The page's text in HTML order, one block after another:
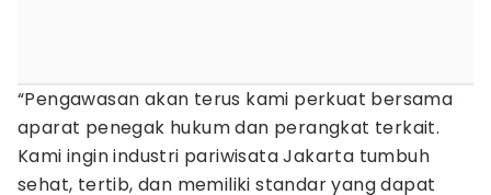
“Pengawasan akan terus kami perkuat bersama
aparat penegak hukum dan perangkat terkait.
Kami ingin industri pariwisata Jakarta tumbuh
sehat, tertib, dan memiliki standar yang dapat